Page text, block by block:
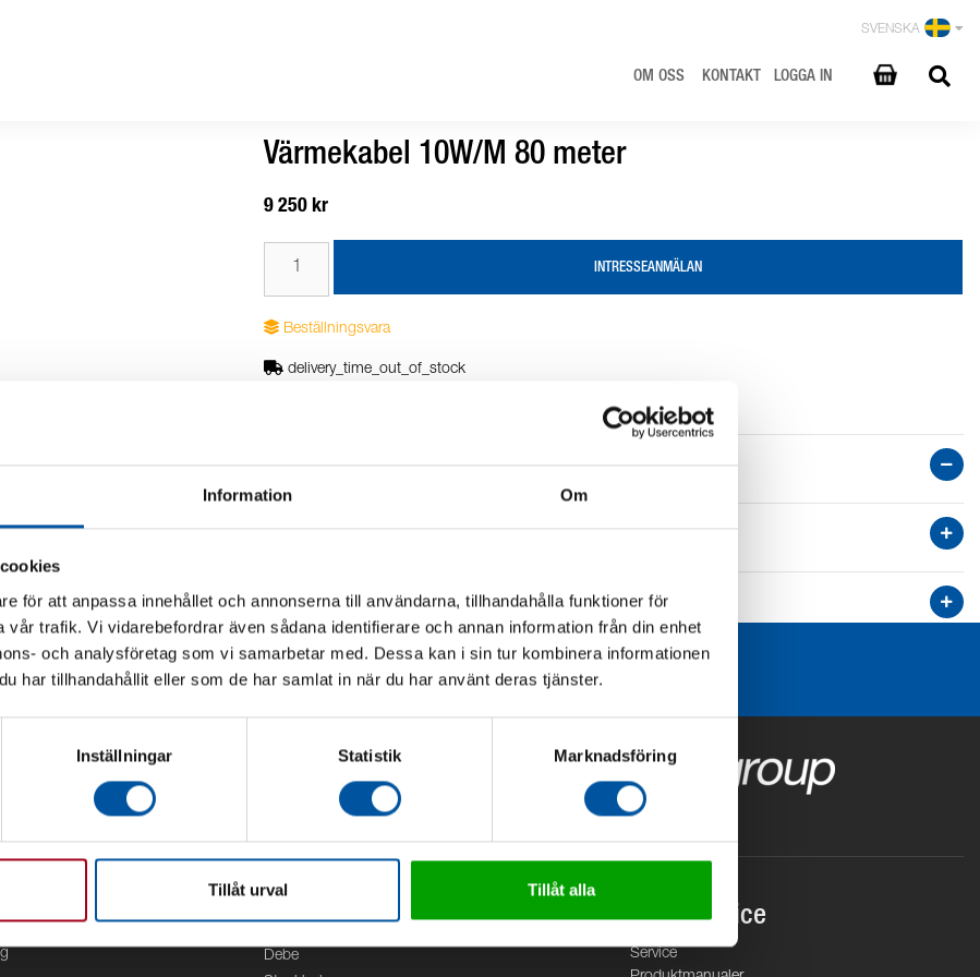
Information Om
för att anpassa innehållet och annonserna till användarna, tillhandahålla funktioner för
vår trafik. Vi vidarebefordrar även sådana identifierare och annan information från din enhet
och analysföretag som vi samarbetar med. Dessa kan i sin tur kombinera informationen
har tillhandahållit eller som de har samlat in när du har använt deras tjänster.
Inställningar Statistik Marknadsföring
Tillåt urval Tillåt alla
SVENSKA
OM OSS KONTAKT LOGGA IN
Värmekabel 10W/M 80 meter
9 250 kr
INTRESSEANMÄLAN
Beställningsvara
delivery_time_out_of_stock
Kontor
Debe
Kundservice
Service